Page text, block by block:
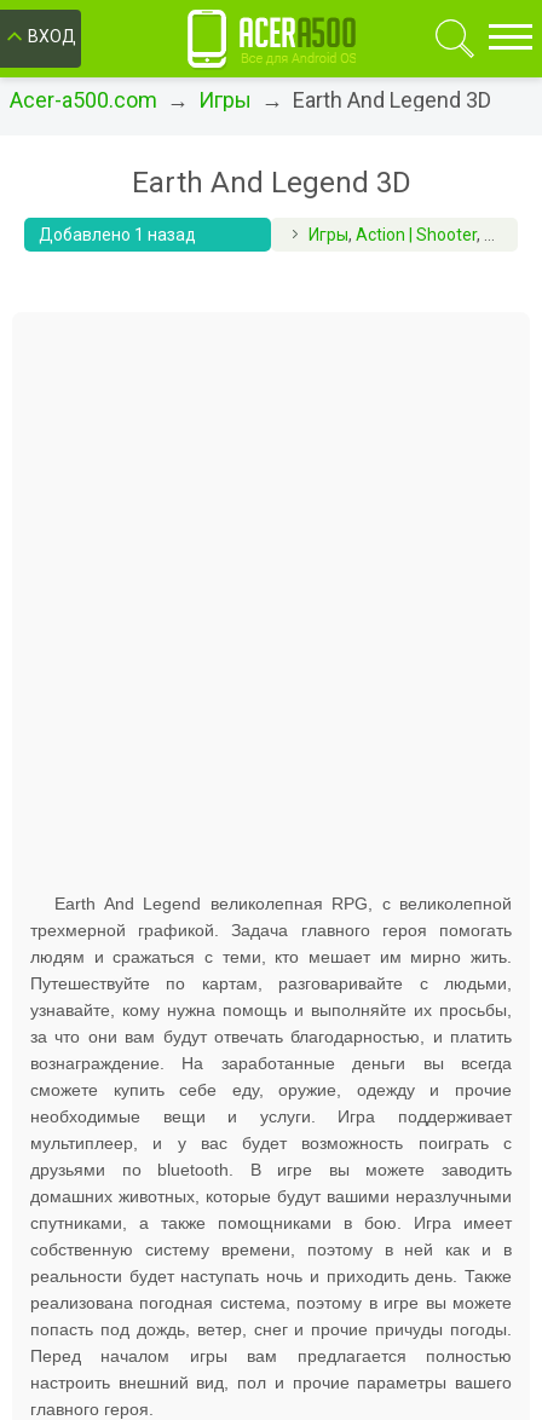
ВХОД
Acer-a500.com → Игры → Earth And Legend 3D
Earth And Legend 3D
Добавлено 1 назад Игры, Action | Shooter,
Earth And Legend великолепная RPG, с великолепной
трехмерной графикой. Задача главного героя помогать
людям и сражаться с теми, кто мешает им мирно жить.
Путешествуйте по картам, разговаривайте с людьми,
узнавайте, кому нужна помощь и выполняйте их просьбы,
за что они вам будут отвечать благодарностью, и платить
вознаграждение. На заработанные деньги вы всегда
сможете купить себе еду, оружие, одежду и прочие
необходимые вещи и услуги. Игра поддерживает
мультиплеер, и у вас будет возможность поиграть с
друзьями по bluetooth. В игре вы можете заводить
домашних животных, которые будут вашими неразлучными
спутниками, а также помощниками в бою. Игра имеет
собственную систему времени, поэтому в ней как и в
реальности будет наступать ночь и приходить день. Также
реализована погодная система, поэтому в игре вы можете
попасть под дождь, ветер, снег и прочие причуды погоды.
Перед началом игры вам предлагается полностью
настроить внешний вид, пол и прочие параметры вашего
главного героя.